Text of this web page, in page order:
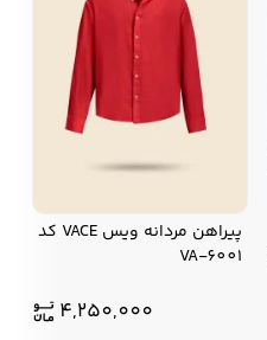
پیراهن مردانه ویس VACE کد
VA-6001
4,250,000